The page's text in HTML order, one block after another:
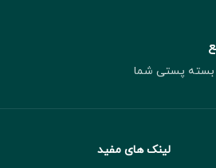
پستی شما
لینک های مفید